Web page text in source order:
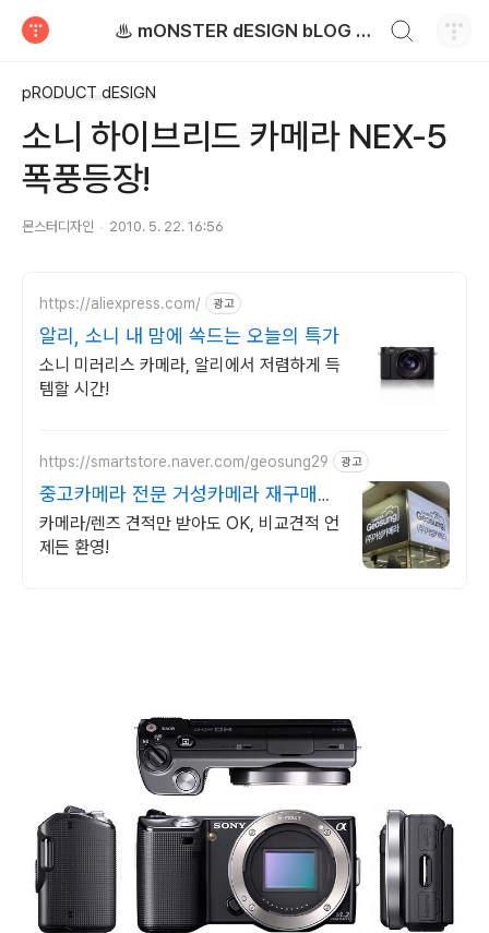
♨ mONSTER dESIGN bLOG - 몬스터디자인 블로그
pRODUCT dESIGN
소니 하이브리드 카메라 NEX-5
폭풍등장!
몬스터디자인 2010. 5. 22. 16:56
https://aliexpress.com/ 광고
알리, 소니 내 맘에 쏙드는 오늘의 특가
소니 미러리스 카메라, 알리에서 저렴하게 득
템할 시간!
https://smartstore.naver.com/geosung29 광고
중고카메라 전문 거성카메라 재구매율
높은 매장!
카메라/렌즈 견적만 받아도 OK, 비교견적 언
제든 환영!